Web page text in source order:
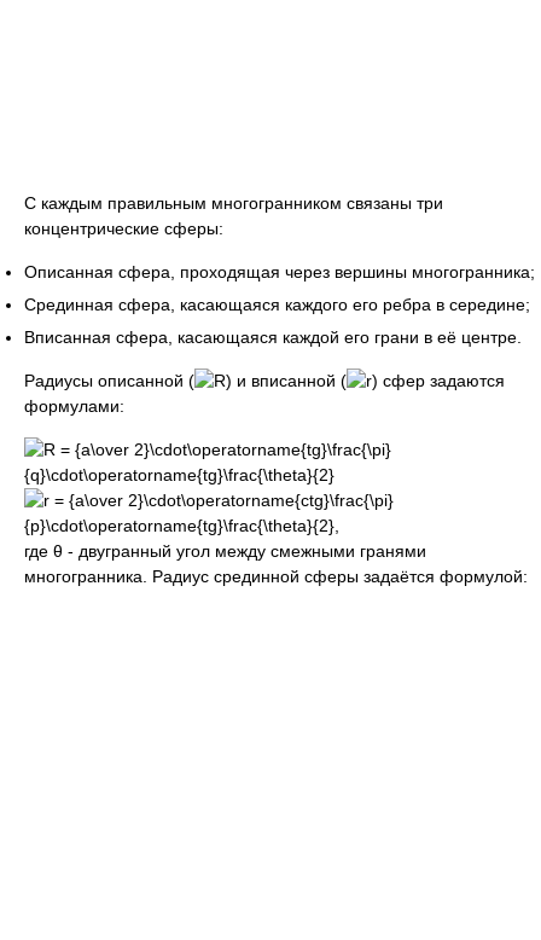
С каждым правильным многогранником связаны три
концентрические сферы:
Описанная сфера, проходящая через вершины многогранника;
Срединная сфера, касающаяся каждого его ребра в середине;
Вписанная сфера, касающаяся каждой его грани в её центре.
Радиусы описанной ( ) и вписанной (
) сфер задаются
формулами:
где θ - двугранный угол между смежными гранями
многогранника. Радиус срединной сферы задаётся формулой: